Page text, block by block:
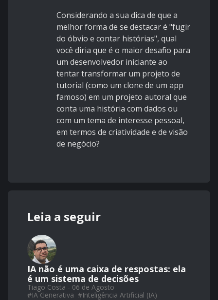
Considerando a sua dica de que a
melhor forma de se destacar é "fugir
do óbvio e contar histórias", qual
você diria que é o maior desafio para
um desenvolvedor iniciante ao
tentar transformar um projeto de
tutorial (como um clone de um app
famoso) em um projeto autoral que
conta uma história com dados ou
com um tema de interesse pessoal,
em termos de criatividade e de visão
de negócio?
Leia a seguir
IA não é uma caixa de respostas: ela
é um sistema de decisões
Tiago Costa - 06 de Agosto
#IA Generativa #Inteligência Artificial (IA)